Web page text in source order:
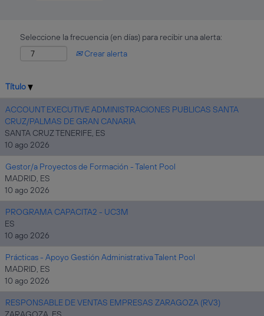
Seleccione la frecuencia (en días) para recibir una alerta:
Crear alerta
Título
ACCOUNT EXECUTIVE ADMINISTRACIONES PUBLICAS SANTA
CRUZ/PALMAS DE GRAN CANARIA
SANTA CRUZ TENERIFE, ES
10 ago 2026
Gestor/a Proyectos de Formación - Talent Pool
MADRID, ES
10 ago 2026
PROGRAMA CAPACITA2 - UC3M
ES
10 ago 2026
Prácticas - Apoyo Gestión Administrativa Talent Pool
MADRID, ES
10 ago 2026
RESPONSABLE DE VENTAS EMPRESAS ZARAGOZA (RV3)